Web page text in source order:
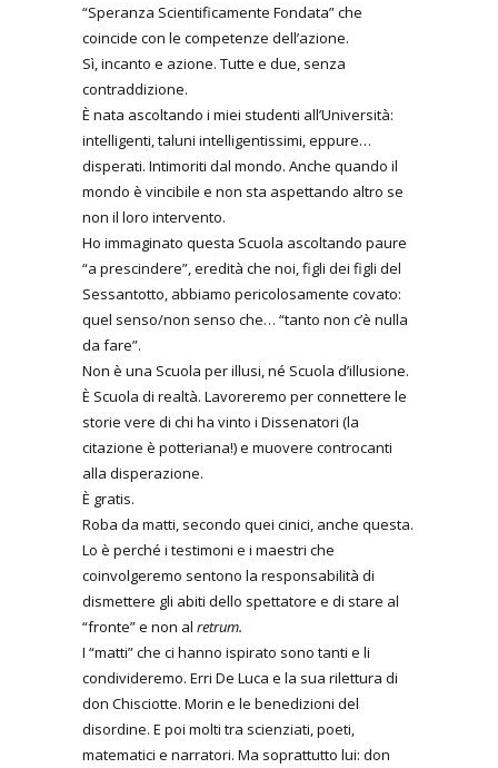
“Speranza Scientificamente Fondata” che
coincide con le competenze dell’azione.
Sì, incanto e azione. Tutte e due, senza
contraddizione.
È nata ascoltando i miei studenti all’Università:
intelligenti, taluni intelligentissimi, eppure…
disperati. Intimoriti dal mondo. Anche quando il
mondo è vincibile e non sta aspettando altro se
non il loro intervento.
Ho immaginato questa Scuola ascoltando paure
“a prescindere”, eredità che noi, figli dei figli del
Sessantotto, abbiamo pericolosamente covato:
quel senso/non senso che… “tanto non c’è nulla
da fare”.
Non è una Scuola per illusi, né Scuola d’illusione.
È Scuola di realtà. Lavoreremo per connettere le
storie vere di chi ha vinto i Dissenatori (la
citazione è potteriana!) e muovere controcanti
alla disperazione.
È gratis.
Roba da matti, secondo quei cinici, anche questa.
Lo è perché i testimoni e i maestri che
coinvolgeremo sentono la responsabilità di
dismettere gli abiti dello spettatore e di stare al
“fronte” e non al retrum.
I “matti” che ci hanno ispirato sono tanti e li
condivideremo. Erri De Luca e la sua rilettura di
don Chisciotte. Morin e le benedizioni del
disordine. E poi molti tra scienziati, poeti,
matematici e narratori. Ma soprattutto lui: don